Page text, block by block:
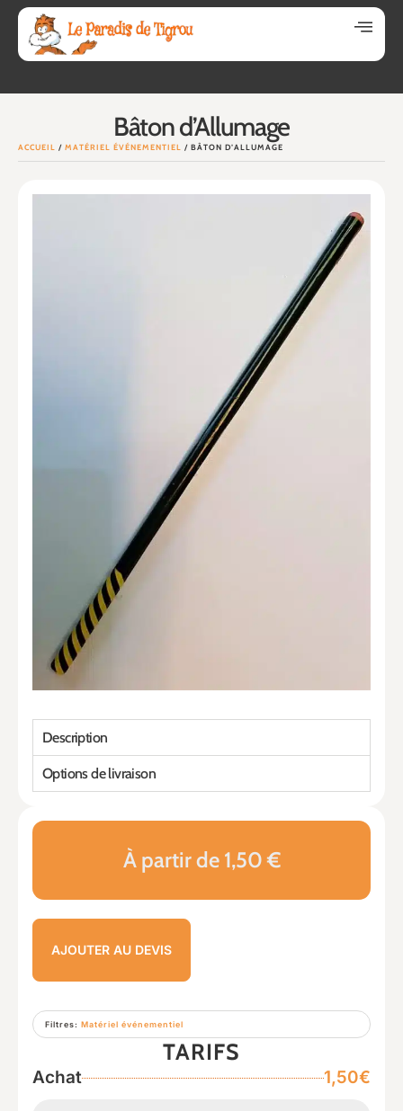
Bâton d’Allumage
ACCUEIL / MATÉRIEL ÉVÉNEMENTIEL / BÂTON D’ALLUMAGE
À partir de 1,50 €
AJOUTER AU DEVIS
Filtres: Matériel événementiel
TARIFS
Achat 1,50€
Description
Options de livraison